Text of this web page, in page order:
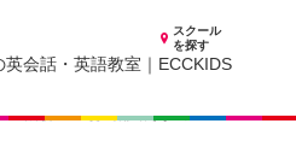
スクール
を探す
山科校
生徒・保護者さまの声